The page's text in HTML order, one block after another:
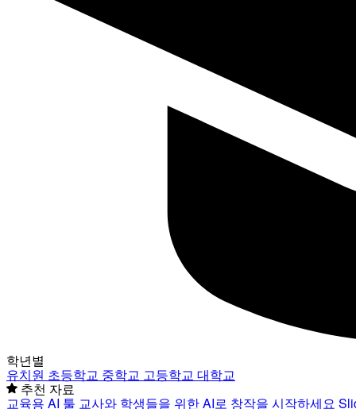
학년별
유치원 초등학교 중학교 고등학교 대학교
추천 자료
교육용 AI 툴 교사와 학생들을 위한 AI로 창작을 시작하세요